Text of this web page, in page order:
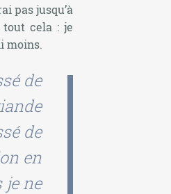
pas jusqu’à
cela : je
moins.
de
de
en
je ne